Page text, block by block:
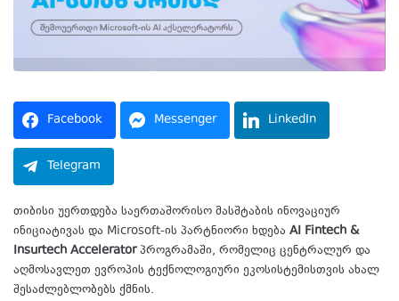
Facebook Messenger LinkedIn
Telegram
თიბისი უერთდება საერთაშორისო მასშტაბის ინოვაციურ
ინიციატივას და Microsoft-ის პარტნიორი ხდება AI Fintech &
Insurtech Acceleratorპროგრამაში, რომელიც ცენტრალურ და
აღმოსავლეთ ევროპის ტექნოლოგიური ეკოსისტემისთვის ახალ
შესაძლებლობებს ქმნის.